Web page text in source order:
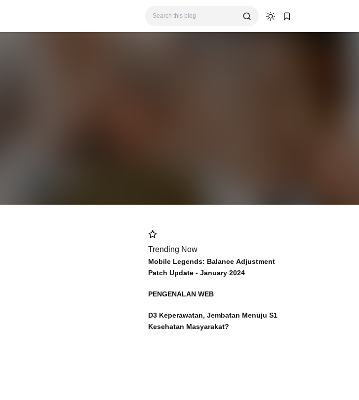
Trending Now
Mobile Legends: Balance Adjustment
Patch Update - January 2024
PENGENALAN WEB
D3 Keperawatan, Jembatan Menuju S1
Kesehatan Masyarakat?